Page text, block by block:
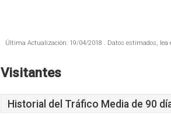
Última Actualización: 19/04/2018 . Datos estimados, lea
Visitantes
Historial del Tráfico Media de 90